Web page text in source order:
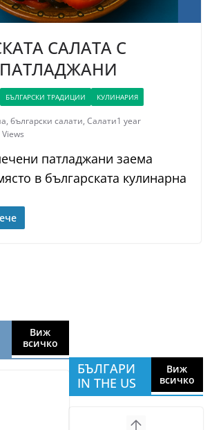
САЛАТА С
БЪЛГАРСКИ ТРАДИЦИИ КУЛИНАРИЯ
, български салати, Салати1 year
патладжани заема
в българската кулинарна
Виж
всичко
БЪЛГАРИ
IN THE US
Виж
всичко